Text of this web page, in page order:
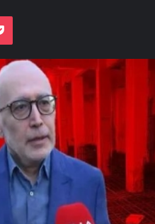
Pocket